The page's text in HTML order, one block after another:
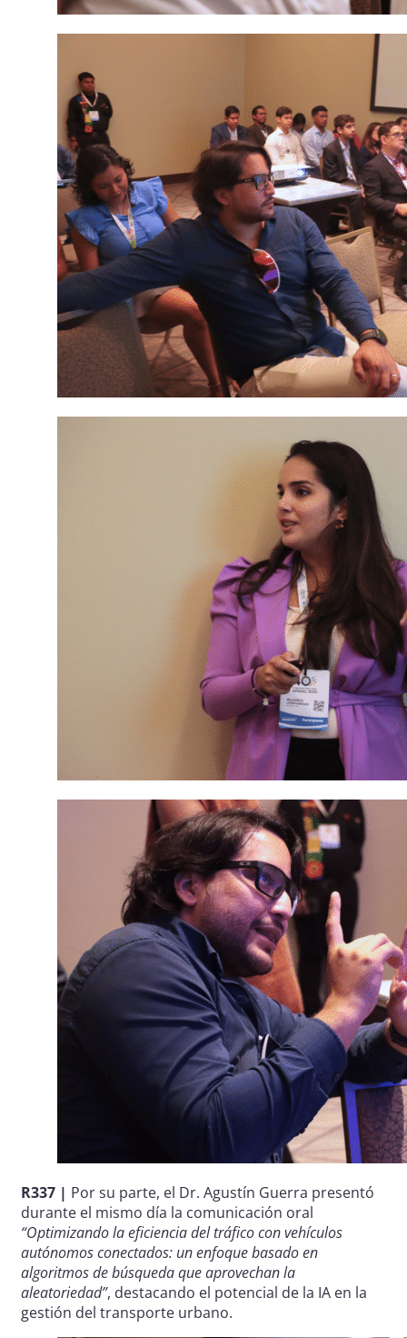
R337 | Por su parte, el Dr. Agustín Guerra presentó
durante el mismo día la comunicación oral
“Optimizando la eficiencia del tráfico con vehículos
autónomos conectados: un enfoque basado en
algoritmos de búsqueda que aprovechan la
aleatoriedad”, destacando el potencial de la IA en la
gestión del transporte urbano.